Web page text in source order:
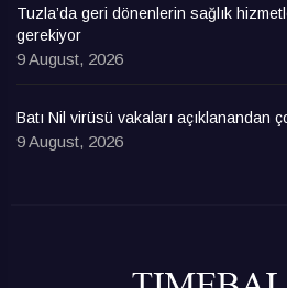
Tuzla’da geri dönenlerin sağlık
gerekiyor
9 August, 2026
Batı Nil virüsü vakaları açıklanandan
9 August, 2026